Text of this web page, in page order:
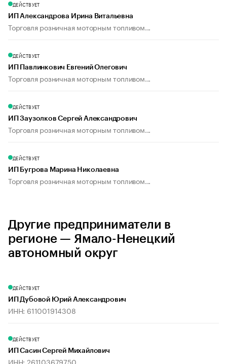
ДЕЙСТВУЕТ
ИП Александрова Ирина Витальевна
Торговля розничная моторным топливом...
ДЕЙСТВУЕТ
ИП Павлинкович Евгений Олегович
Торговля розничная моторным топливом...
ДЕЙСТВУЕТ
ИП Заузолков Сергей Александрович
Торговля розничная моторным топливом...
ДЕЙСТВУЕТ
ИП Бугрова Марина Николаевна
Торговля розничная моторным топливом...
Другие предприниматели в
регионе — Ямало-Ненецкий
автономный округ
ДЕЙСТВУЕТ
ИП Дубовой Юрий Александрович
ИНН: 611001914308
ДЕЙСТВУЕТ
ИП Сасин Сергей Михайлович
ИНН: 261103679750